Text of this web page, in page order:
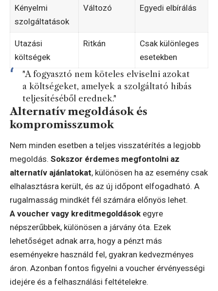
Kényelmi
szolgáltatások
Változó Egyedi elbírálás
Utazási
költségek
Ritkán
Csak különleges
esetekben
"A fogyasztó nem köteles elviselni azokat
a költségeket, amelyek a szolgáltató hibás
teljesítéséből erednek."
Alternatív megoldások és
kompromisszumok
Nem minden esetben a teljes visszatérítés a legjobb
megoldás. Sokszor érdemes megfontolni az
alternatív ajánlatokat, különösen ha az esemény csak
elhalasztásra került, és az új időpont elfogadható. A
rugalmasság mindkét fél számára előnyös lehet.
A voucher vagy kreditmegoldások egyre
népszerűbbek, különösen a járvány óta. Ezek
lehetőséget adnak arra, hogy a pénzt más
eseményekre használd fel, gyakran kedvezményes
áron. Azonban fontos figyelni a voucher érvényességi
idejére és a felhasználási feltételekre.